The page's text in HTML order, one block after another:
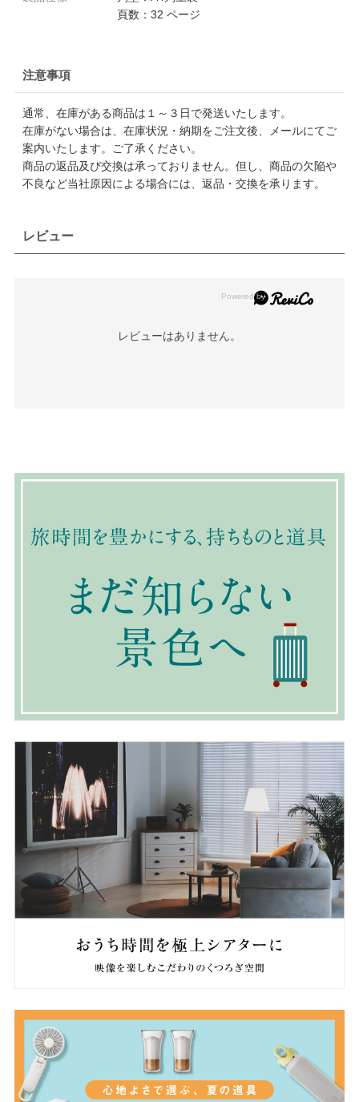
頁数：32 ページ
注意事項
通常、在庫がある商品は１～３日で発送いたします。
在庫がない場合は、在庫状況・納期をご注文後、メールにてご
案内いたします。ご了承ください。
商品の返品及び交換は承っておりません。但し、商品の欠陥や
不良など当社原因による場合には、返品・交換を承ります。
レビュー
レビューはありません。